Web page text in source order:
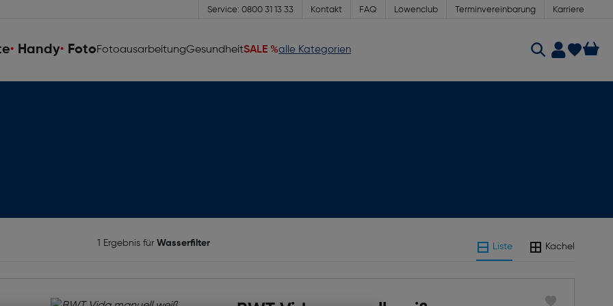
Service: 0800 31 13 33 Kontakt FAQ Löwenclub Terminvereinbarung Karriere
Handy FotoFotoausarbeitungGesundheitSALE %alle Kategorien
1 Ergebnis für Wasserfilter Liste Kachel